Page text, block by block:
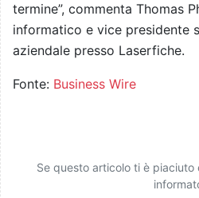
termine”, commenta Thomas
informatico e vice presidente
aziendale presso Laserfiche.
Fonte: Business Wire
Se questo articolo ti è piaciuto